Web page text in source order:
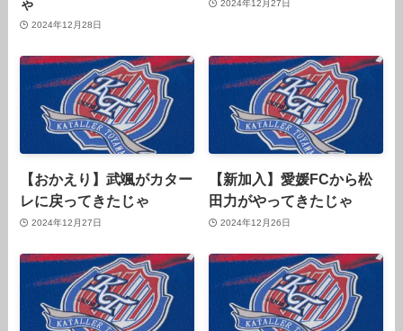
ゃ
2024年12月28日
2024年12月27日
【おかえり】武颯がカター
レに戻ってきたじゃ
2024年12月27日
【新加入】愛媛FCから松
田力がやってきたじゃ
2024年12月26日